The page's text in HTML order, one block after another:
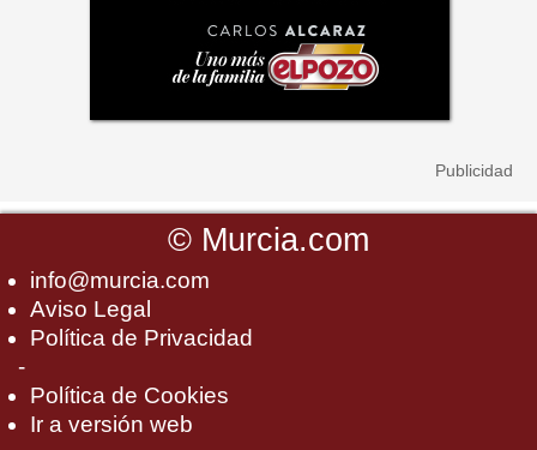
© Murcia.com
info@murcia.com
Aviso Legal
Política de Privacidad
-
Política de Cookies
Ir a versión web